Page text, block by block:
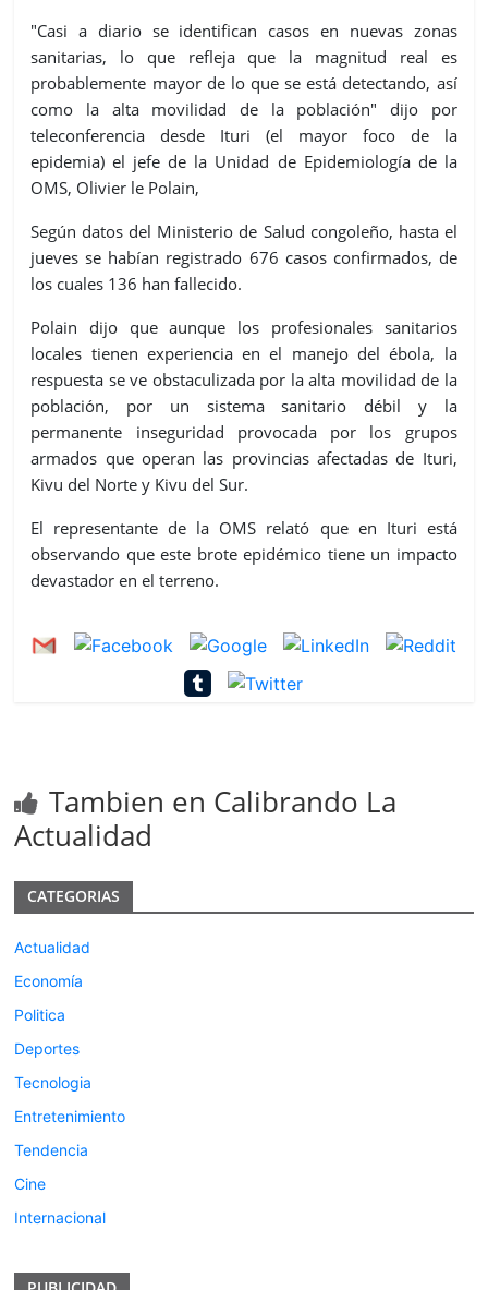
"Casi a diario se identifican casos en nuevas zonas
sanitarias, lo que refleja que la magnitud real es
probablemente mayor de lo que se está detectando, así
como la alta movilidad de la población" dijo por
teleconferencia desde Ituri (el mayor foco de la
epidemia) el jefe de la Unidad de Epidemiología de la
OMS, Olivier le Polain,
Según datos del Ministerio de Salud congoleño, hasta el
jueves se habían registrado 676 casos confirmados, de
los cuales 136 han fallecido.
Polain dijo que aunque los profesionales sanitarios
locales tienen experiencia en el manejo del ébola, la
respuesta se ve obstaculizada por la alta movilidad de la
población, por un sistema sanitario débil y la
permanente inseguridad provocada por los grupos
armados que operan las provincias afectadas de Ituri,
Kivu del Norte y Kivu del Sur.
El representante de la OMS relató que en Ituri está
observando que este brote epidémico tiene un impacto
devastador en el terreno.
Tambien en Calibrando La
Actualidad
CATEGORIAS
Actualidad
Economía
Politica
Deportes
Tecnologia
Entretenimiento
Tendencia
Cine
Internacional